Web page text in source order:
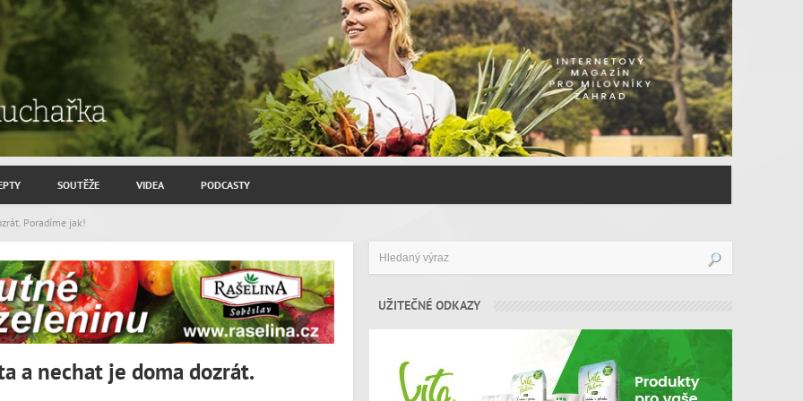
SOUTĚŽE VIDEA PODCASTY
ZAJÍMAVÍ HOSTÉ
Poradíme jak!
a nechat je doma dozrát.
UŽITEČNÉ ODKAZY